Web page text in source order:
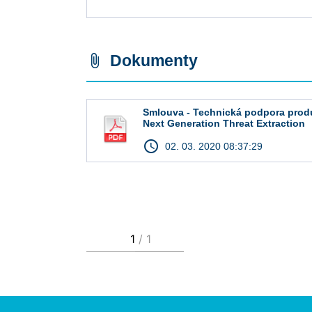
attach_file Dokumenty
Smlouva - Technická podpora
Next Generation Threat Extraction
access_time 02. 03. 2020 08:37:29